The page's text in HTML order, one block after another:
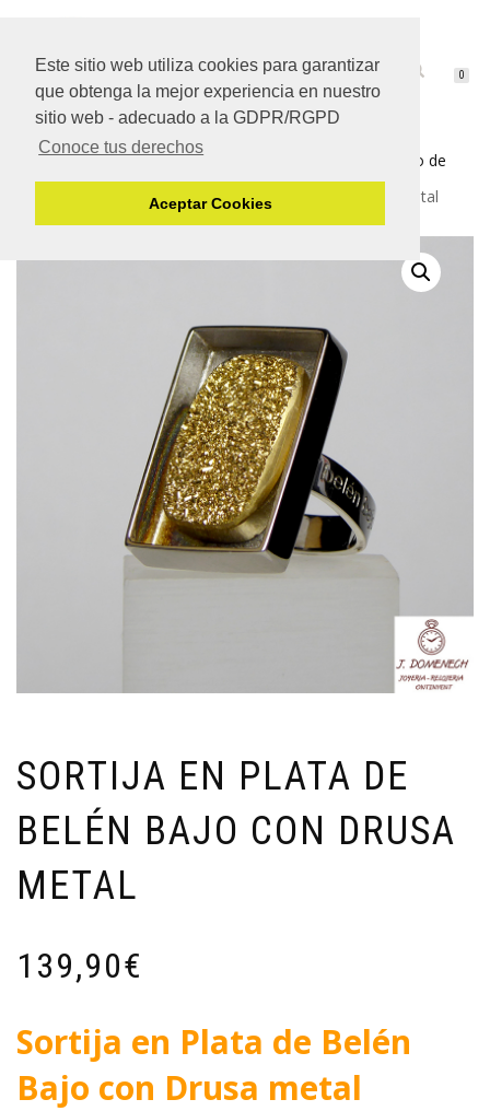
Este sitio web utiliza cookies para garantizar
que obtenga la mejor experiencia en nuestro
sitio web - adecuado a la GDPR/RGPD
Conoce tus derechos
Aceptar Cookies
CAMBIAR
NAVEGACIÓN
0
Inicio/Plata de ley de 925 mm.
Joyas de Belén Bajo de
/ Sortija en Plata de Belén Bajo con Drusa metal
SORTIJA EN PLATA DE
BELÉN BAJO CON DRUSA
METAL
139,90€
Sortija en Plata de Belén
Bajo con Drusa metal